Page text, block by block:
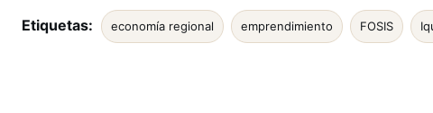
Etiquetas: economía regional emprendimiento FOSIS